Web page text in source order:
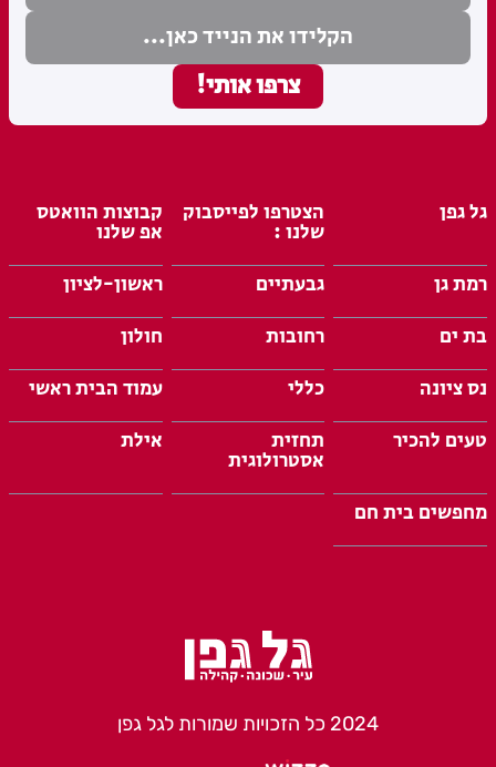
גל גפן הצטרפו לפייסבוק
שלנו :
קבוצות הוואטס
אפ שלנו
רמת גן
גבעתיים
ראשון-לציון
בת ים
רחובות
חולון
נס ציונה
כללי
עמוד הבית ראשי
טעים להכיר
תחזית
אסטרולוגית
אילת
מחפשים בית חם
2024 כל הזכויות שמורות לגל גפן